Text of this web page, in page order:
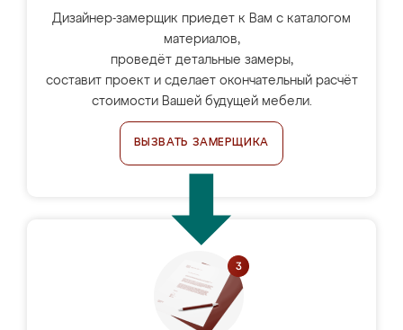
Дизайнер-замерщик приедет к Вам с каталогом
материалов,
проведёт детальные замеры,
составит проект и сделает окончательный расчёт
стоимости Вашей будущей мебели.
ВЫЗВАТЬ ЗАМЕРЩИКА